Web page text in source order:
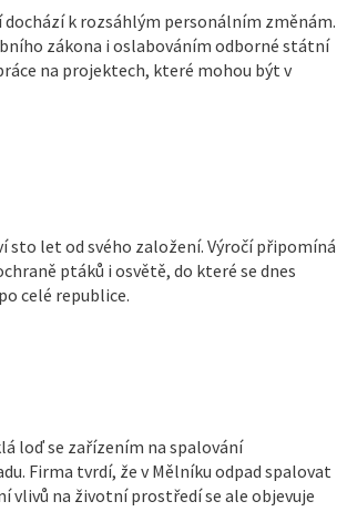
k rozsáhlým personálním změnám.
zákona i oslabováním odborné státní
na projektech, které mohou být v
let od svého založení. Výročí připomíná
ptáků i osvětě, do které se dnes
celé republice.
loď se zařízením na spalování
Firma tvrdí, že v Mělníku odpad spalovat
vlivů na životní prostředí se ale objevuje